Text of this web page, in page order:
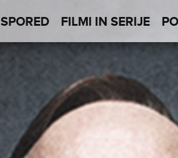
SPORED FILMI IN SERIJE